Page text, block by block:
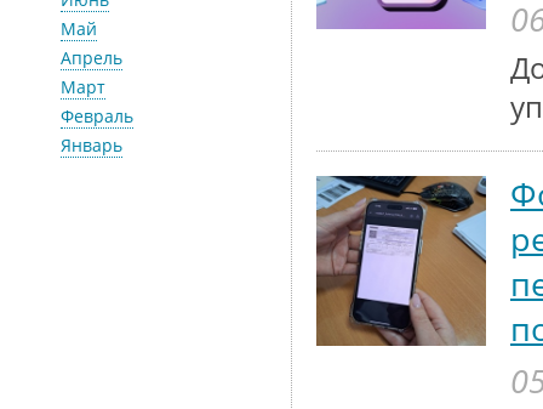
Май
Апрель
Март
Февраль
Январь